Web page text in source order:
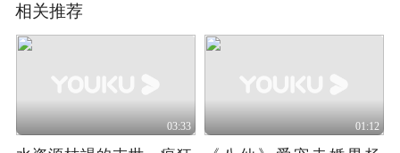
相关推荐
03:33 01:12